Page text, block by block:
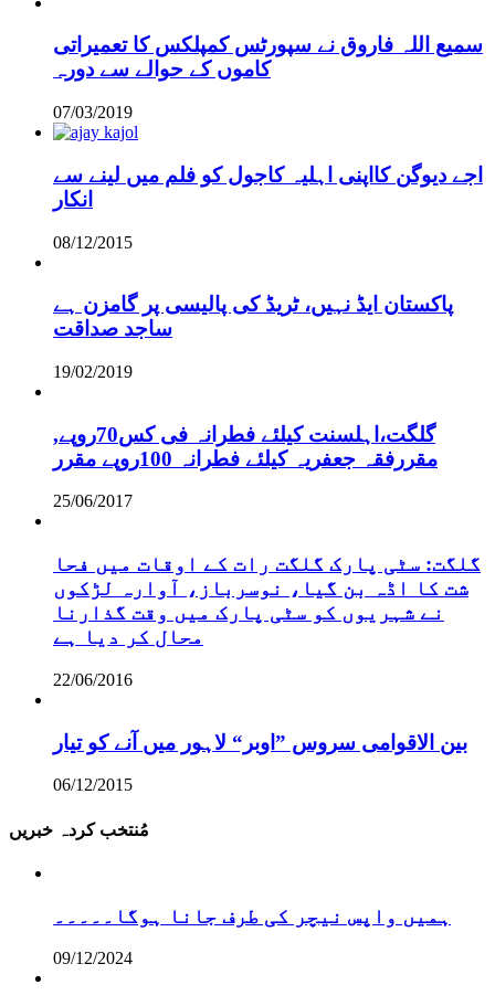
سمیع اللہ فاروق نے سپورٹس کمپلکس کا تعمیراتی
کاموں کے حوالے سے دورہ
07/03/2019
اجے دیوگن کااپنی اہلیہ کاجول کو فلم میں لینے سے
انکار
08/12/2015
پاکستان ایڈ نہیں، ٹریڈ کی پالیسی پر گامزن ہے
ساجد صداقت
19/02/2019
,گلگت،اہلسنت کیلئے فطرانہ فی کس70روپے
مقررفقہ جعفریہ کیلئے فطرانہ 100روپے مقرر
25/06/2017
گلگت: سٹی پارک گلگت رات کے اوقات میں فحا
شت کا اڈہ بن گیا، نوسرباز، آوارہ لڑکوں
نے شہریوں کو سٹی پارک میں وقت گذارنا
محال کر دیا ہے
22/06/2016
بین الاقوامی سروس ”اوبر“ لاہور میں آنے کو تیار
06/12/2015
مُنتخب کردہ خبریں
ہمیں واپس نیچر کی طرف جانا ہوگا۔۔۔۔۔
09/12/2024